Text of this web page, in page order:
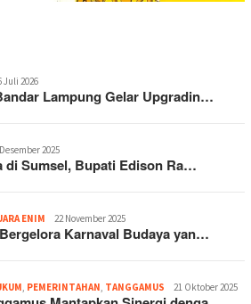
Juli 2026
Lampung Gelar Upgradin…
2025
di Sumsel, Bupati Edison Ra…
ENIM 22 November 2025
Karnaval Budaya yan…
PEMERINTAHAN TANGGAMUS 21 Oktober 2025